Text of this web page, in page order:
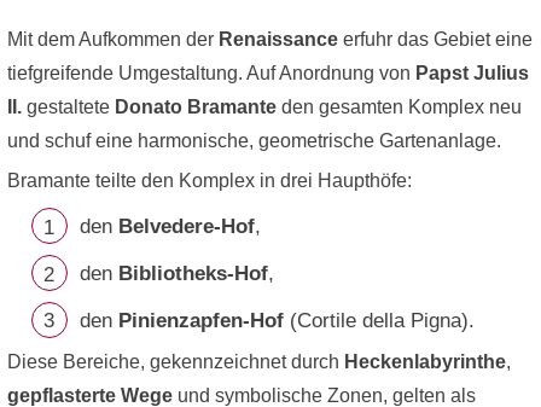
Mit dem Aufkommen der Renaissance erfuhr das Gebiet eine
tiefgreifende Umgestaltung. Auf Anordnung von Papst Julius
II. gestaltete Donato Bramante den gesamten Komplex neu
und schuf eine harmonische, geometrische Gartenanlage.
Bramante teilte den Komplex in drei Haupthöfe:
den Belvedere-Hof,
den Bibliotheks-Hof,
den Pinienzapfen-Hof(Cortile della Pigna).
Diese Bereiche, gekennzeichnet durch Heckenlabyrinthe,
gepflasterte Wege und symbolische Zonen, gelten als